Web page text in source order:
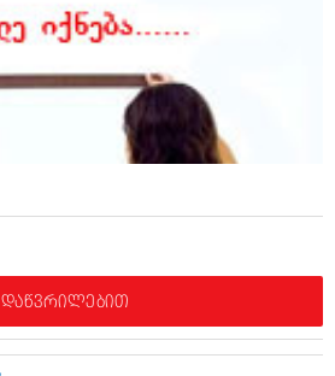
(89)
(182)
(98)
(350)
(264)
(268)
(322)
დაწვრილებით